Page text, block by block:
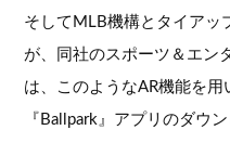
そしてMLB機構とタイアッ
が、同社のスポーツ＆エン
は、このようなAR機能を
『Ballpark』アプリのダウ